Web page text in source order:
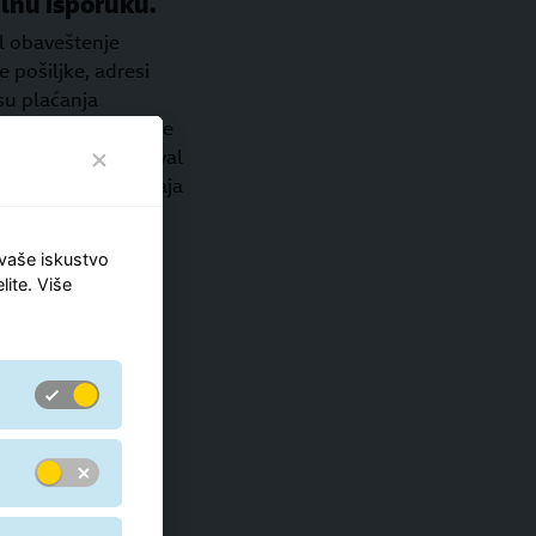
obaveštenje
pošiljke, adresi
plaćanja
SMS poruka stiže
vremenski interval
neuspelog pokušaja
ostavi na
iskustvo
Više